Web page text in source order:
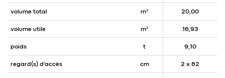
volume total m³ 20,00
volume utile m³ 16,93
poids t 9,10
regard(s) d'accès cm 2 x 62